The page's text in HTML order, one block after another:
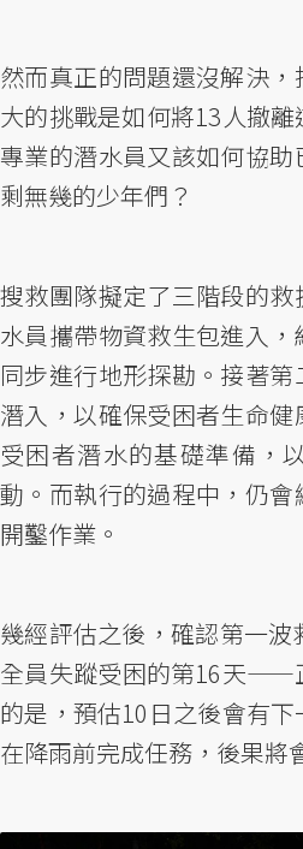
然而真正的問題還沒解決
大的挑戰是如何將13人撤
專業的潛水員又該如何協
剩無幾的少年們？
搜救團隊擬定了三階段的
水員攜帶物資救生包進入
同步進行地形探勘。接著
潛入，以確保受困者生命
受困者潛水的基礎準備，
動。而執行的過程中，仍
開鑿作業。
幾經評估之後，確認第一
全員失蹤受困的第16天——
的是，預估10日之後會有
在降雨前完成任務，後果將